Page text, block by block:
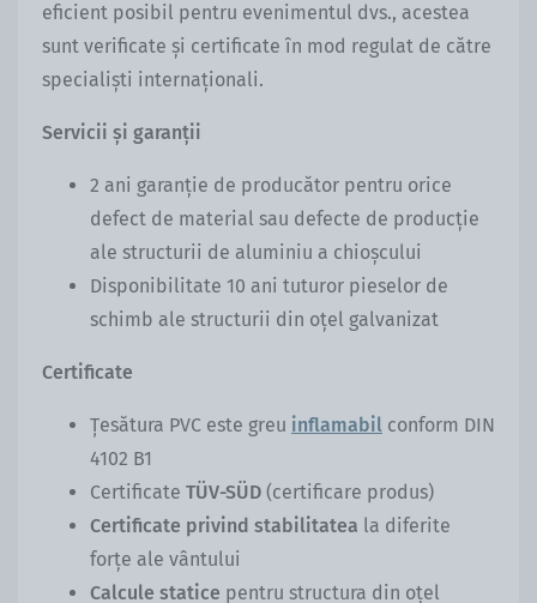
eficient posibil pentru evenimentul dvs., acestea
sunt verificate și certificate în mod regulat de către
specialiști internaționali.
Servicii și garanții
2 ani garanție de producător pentru orice
defect de material sau defecte de producție
ale structurii de aluminiu a chioșcului
Disponibilitate 10 ani tuturor pieselor de
schimb ale structurii din oțel galvanizat
Certificate
Țesătura PVC este greu inflamabil conform DIN
4102 B1
Certificate TÜV-SÜD (certificare produs)
Certificate privind stabilitatea la diferite
forțe ale vântului
Calcule statice pentru structura din oțel